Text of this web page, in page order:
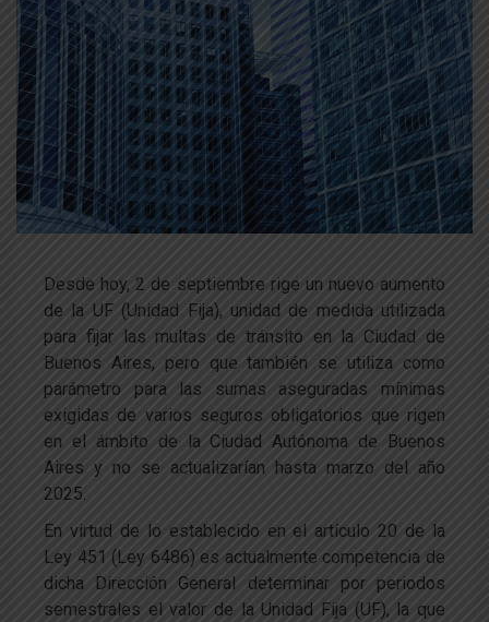
Desde hoy, 2 de septiembre rige un nuevo aumento
de la UF (Unidad Fija), unidad de medida utilizada
para fijar las multas de tránsito en la Ciudad de
Buenos Aires, pero que también se utiliza como
parámetro para las sumas aseguradas mínimas
exigidas de varios seguros obligatorios que rigen
en el ámbito de la Ciudad Autónoma de Buenos
Aires y no se actualizarían hasta marzo del año
2025.
En virtud de lo establecido en el artículo 20 de la
Ley 451 (Ley 6486) es actualmente competencia de
dicha Dirección General determinar por periodos
semestrales el valor de la Unidad Fija (UF), la que